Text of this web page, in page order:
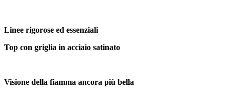
Linee rigorose ed essenziali
Top con griglia in acciaio satinato
Visione della fiamma ancora più bella